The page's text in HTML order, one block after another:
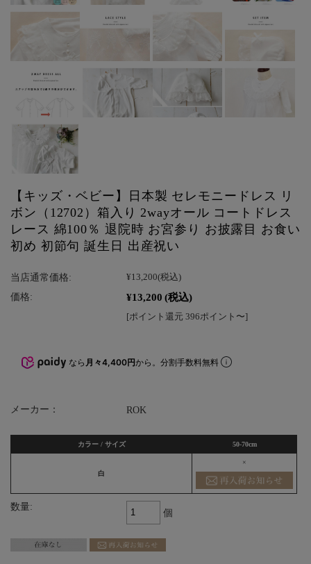
【キッズ・ベビー】日本製 セレモニードレス リ
ボン（12702）箱入り 2wayオール コートドレス
レース 綿100％ 退院時 お宮参り お披露目 お食い
初め 初節句 誕生日 出産祝い
当店通常価格: ¥13,200(税込)
価格: ¥13,200 (税込)
[ポイント還元 396ポイント〜]
なら 月々4,400円から。分割手数料無料
メーカー： ROK
カラー / サイズ 50-70cm
白
×
数量:
個